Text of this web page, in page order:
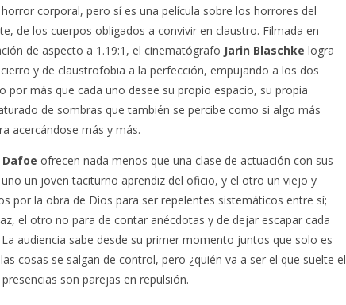
corporal, pero sí es una película sobre los horrores del
de los cuerpos obligados a convivir en claustro. Filmada en
de aspecto a 1.19:1, el cinematógrafo Jarin Blaschke logra
y de claustrofobia a la perfección, empujando a los dos
más que cada uno desee su propio espacio, su propia
de sombras que también se percibe como si algo más
acercándose más y más.
ofrecen nada menos que una clase de actuación con sus
un joven taciturno aprendiz del oficio, y el otro un viejo y
por la obra de Dios para ser repelentes sistemáticos entre sí;
el otro no para de contar anécdotas y de dejar escapar cada
audiencia sabe desde su primer momento juntos que solo es
cosas se salgan de control, pero ¿quién va a ser el que suelte el
son parejas en repulsión.